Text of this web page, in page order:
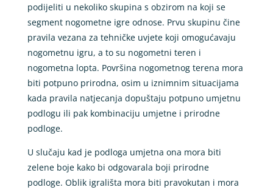
podijeliti u nekoliko skupina s obzirom na koji se
segment nogometne igre odnose. Prvu skupinu čine
pravila vezana za tehničke uvjete koji omogućavaju
nogometnu igru, a to su nogometni teren i
nogometna lopta. Površina nogometnog terena mora
biti potpuno prirodna, osim u iznimnim situacijama
kada pravila natjecanja dopuštaju potpuno umjetnu
podlogu ili pak kombinaciju umjetne i prirodne
podloge.
U slučaju kad je podloga umjetna ona mora biti
zelene boje kako bi odgovarala boji prirodne
podloge. Oblik igrališta mora biti pravokutan i mora